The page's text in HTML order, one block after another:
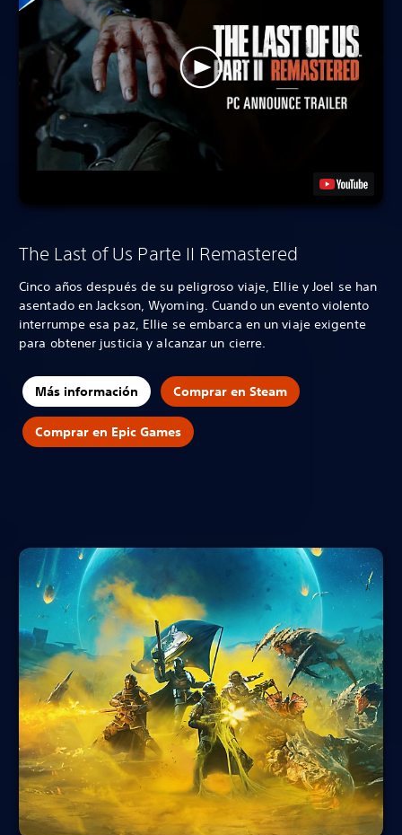
The Last of Us Parte II Remastered
Cinco años después de su peligroso viaje, Ellie y Joel se han
asentado en Jackson, Wyoming. Cuando un evento violento
interrumpe esa paz, Ellie se embarca en un viaje exigente
para obtener justicia y alcanzar un cierre.
Más información Comprar en Steam
Comprar en Epic Games